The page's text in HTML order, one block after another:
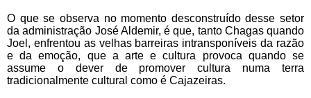
O que se observa no momento desconstruído desse setor
da administração José Aldemir, é que, tanto Chagas quando
Joel, enfrentou as velhas barreiras intransponíveis da razão
e da emoção, que a arte e cultura provoca quando se
assume o dever de promover cultura numa terra
tradicionalmente cultural como é Cajazeiras.